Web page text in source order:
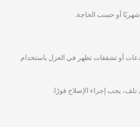
أو حسب الحاجة.
أو تشققات تظهر في العزل باستخدام
يجب إجراء الإصلاح فورًا.